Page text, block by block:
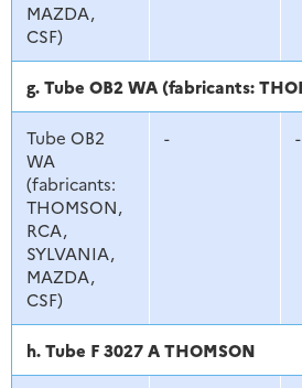
MAZDA,
CSF)
g. Tube OB2 WA (fabricants:
Tube OB2
WA
(fabricants:
THOMSON,
RCA,
SYLVANIA,
MAZDA,
CSF)
- -
h. Tube F 3027 A THOMSON